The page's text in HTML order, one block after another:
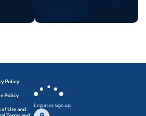
Policy
Policy
of Use and
Log in or sign up